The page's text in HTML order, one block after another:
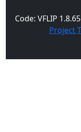
Code: VFLIP
Project